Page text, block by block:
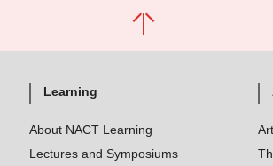
Learning
About NACT Learning
Lectures and Symposiums